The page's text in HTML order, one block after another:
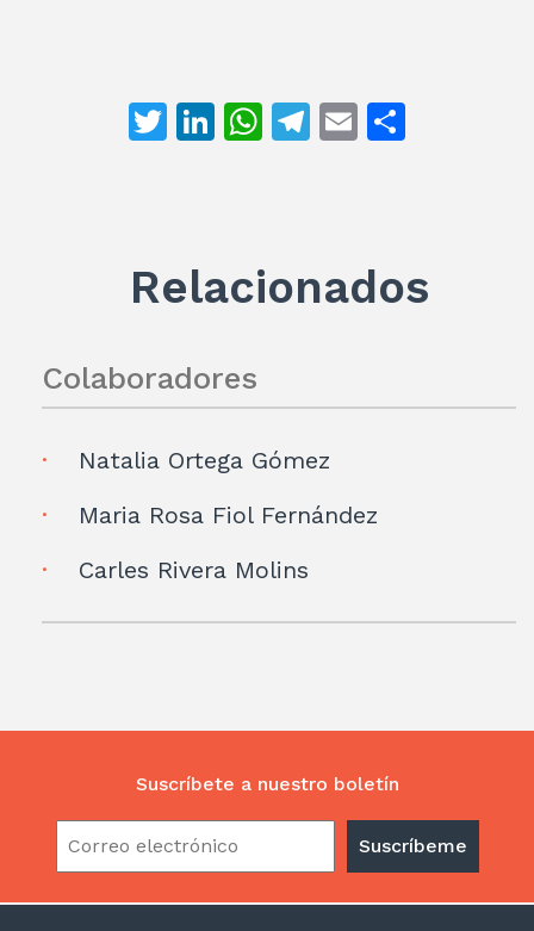
T
Li
dI
n
W
A
p
T
a
m
E
ar
ti
Relacionados
Colaboradores
Natalia Ortega Gómez
Maria Rosa Fiol Fernández
Carles Rivera Molins
Suscríbete a nuestro boletín